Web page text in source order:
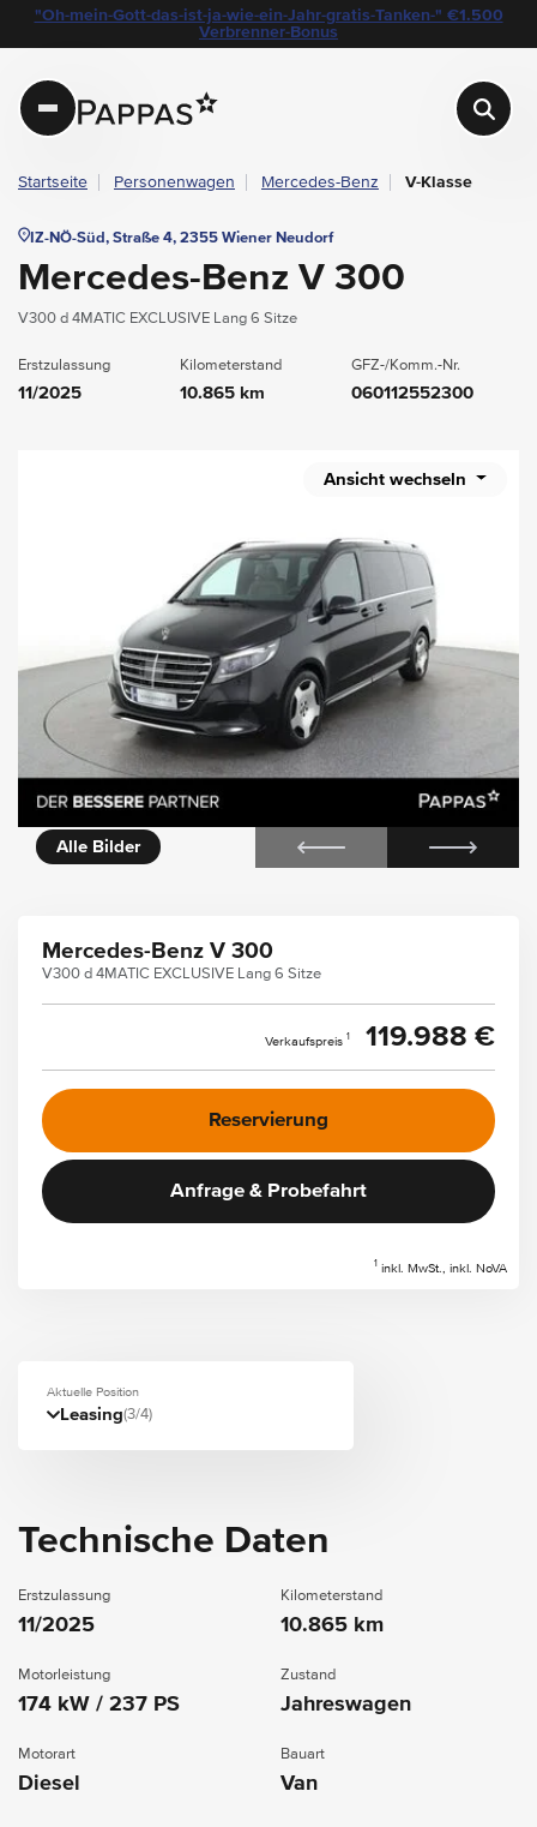
Navigation überspringen
Zum Hauptcontent
Zur Hauptnavigation springen
layout.table-of-content
Technische Daten
Fahrzeugausstattung
Leasing
Standort & Ansprechpartner
Das könnte Sie auch interessieren
Angebote & Aktionen bei Pappas
"Oh-mein-Gott-das-ist-ja-wie-ein-Jahr-gratis-Tanken-" €1.500
Verbrenner-Bonus
Pappas
Startseite Personenwagen Mercedes-Benz V-Klasse
IZ-NÖ-Süd, Straße 4, 2355 Wiener Neudorf
Mercedes-Benz V 300
V300 d 4MATIC EXCLUSIVE Lang 6 Sitze
Erstzulassung
11/2025
Kilometerstand
10.865 km
GFZ-/Komm.-Nr.
060112552300
Ansicht wechseln
360° Innenansicht
Alle Bilder
Mercedes-Benz V 300
V300 d 4MATIC EXCLUSIVE Lang 6 Sitze
Verkaufspreis 1 119.988 €
Reservierung
Anfrage & Probefahrt
1 inkl. MwSt., inkl. NoVA
Aktuelle Position
Leasing(3/4)
Technische Daten
Erstzulassung
11/2025
Kilometerstand
10.865 km
Motorleistung
174 kW / 237 PS
Zustand
Jahreswagen
Motorart
Diesel
Bauart
Van